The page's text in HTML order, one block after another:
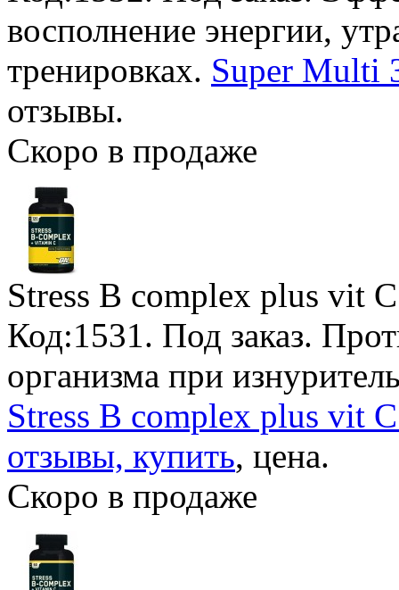
восполнение энергии,
тренировках. Super Multi
отзывы.
Скоро в продаже
Stress B complex plus vit C
Код:1531. Под заказ.
организма при
Stress B complex plus vit
отзывы, купить, цена.
Скоро в продаже